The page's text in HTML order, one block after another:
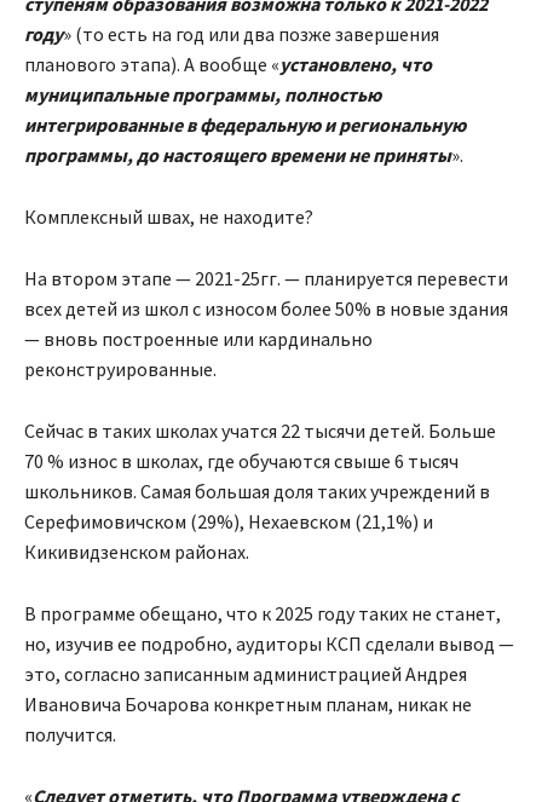
году» (то есть на год или два позже завершения
планового этапа). А вообще «установлено, что
муниципальные программы, полностью
интегрированные в федеральную и региональную
программы, до настоящего времени не приняты».
Комплексный швах, не находите?
На втором этапе — 2021-25гг. — планируется перевести
всех детей из школ с износом более 50% в новые здания
— вновь построенные или кардинально
реконструированные.
Сейчас в таких школах учатся 22 тысячи детей. Больше
70 % износ в школах, где обучаются свыше 6 тысяч
школьников. Самая большая доля таких учреждений в
Серефимовичском (29%), Нехаевском (21,1%) и
Кикивидзенском районах.
В программе обещано, что к 2025 году таких не станет,
но, изучив ее подробно, аудиторы КСП сделали вывод —
это, согласно записанным администрацией Андрея
Ивановича Бочарова конкретным планам, никак не
получится.
«Следует отметить, что Программа утверждена с